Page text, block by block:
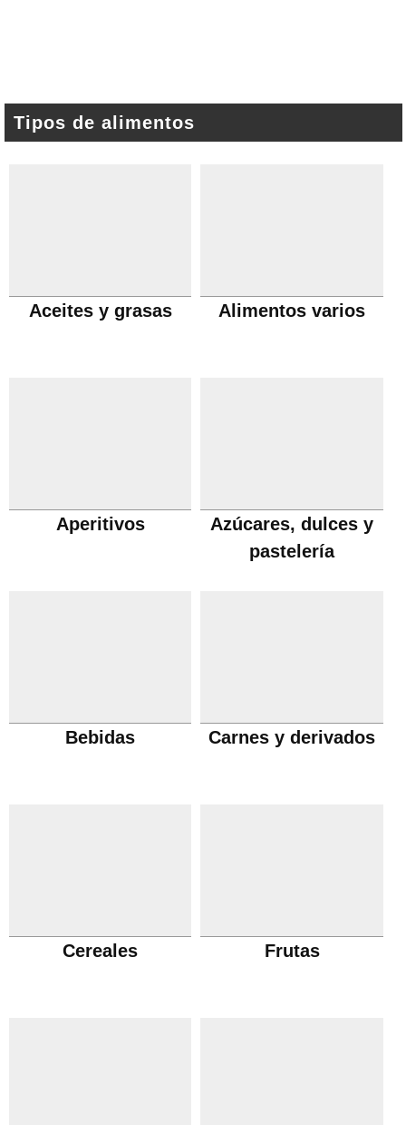
Tipos de alimentos
Aceites y grasas Alimentos varios
Aperitivos
Azúcares, dulces y
pastelería
Bebidas Carnes y derivados
Cereales Frutas